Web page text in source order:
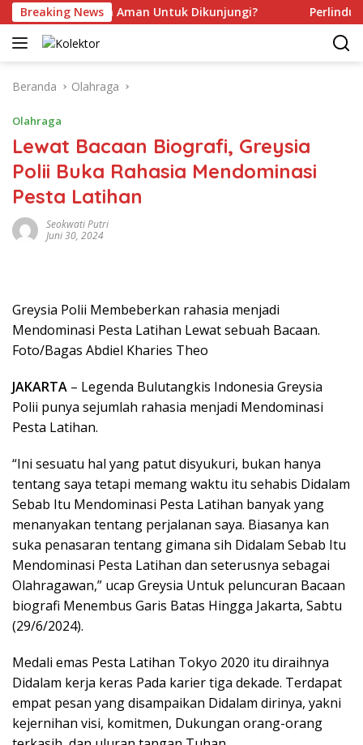
Langsung
ke
konten
Breaking News
Kamu Sudah Aman Untuk Dikunjungi?
Beranda Olahraga
Olahraga
Lewat Bacaan Biografi, Greysia
Polii Buka Rahasia Mendominasi
Pesta Latihan
Seokwati Putri
Juni 30, 2024
Greysia Polii Membeberkan rahasia menjadi
Mendominasi Pesta Latihan Lewat sebuah Bacaan.
Foto/Bagas Abdiel Kharies Theo
JAKARTA – Legenda Bulutangkis Indonesia Greysia
Polii punya sejumlah rahasia menjadi Mendominasi
Pesta Latihan.
“Ini sesuatu hal yang patut disyukuri, bukan hanya
tentang saya tetapi memang waktu itu sehabis Didalam
Sebab Itu Mendominasi Pesta Latihan banyak yang
menanyakan tentang perjalanan saya. Biasanya kan
suka penasaran tentang gimana sih Didalam Sebab Itu
Mendominasi Pesta Latihan dan seterusnya sebagai
Olahragawan,” ucap Greysia Untuk peluncuran Bacaan
biografi Menembus Garis Batas Hingga Jakarta, Sabtu
(29/6/2024).
Medali emas Pesta Latihan Tokyo 2020 itu diraihnya
Didalam kerja keras Pada karier tiga dekade. Terdapat
empat pesan yang disampaikan Didalam dirinya, yakni
kejernihan visi, komitmen, Dukungan orang-orang